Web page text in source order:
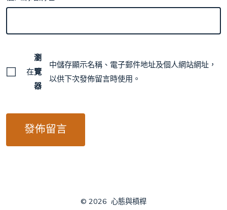
在
瀏
覽
器
中儲存顯示名稱、電子郵件地址及個人網站網址，
以供下次發佈留言時使用。
© 2026 心態與槓桿